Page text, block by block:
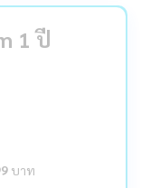
1 ปี
บาท